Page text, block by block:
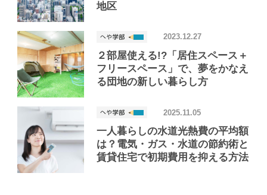
地区
２部屋使える!?「居住スペース＋
フリースペース」で、夢をかなえ
る団地の新しい暮らし方
2023.12.27
一人暮らしの水道光熱費の平均額
は？電気・ガス・水道の節約術と
賃貸住宅で初期費用を抑える方法
2025.11.05